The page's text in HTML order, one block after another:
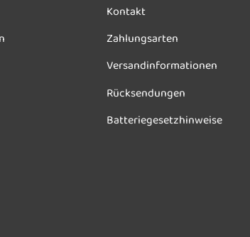
Kontakt
Zahlungsarten
Versandinformationen
Rücksendungen
Batteriegesetzhinweise